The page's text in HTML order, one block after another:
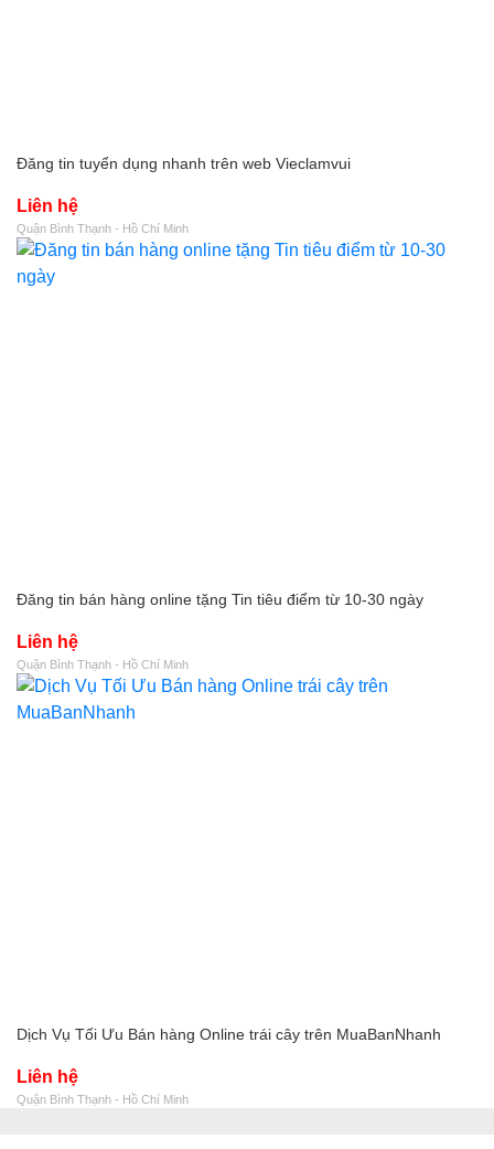
Đăng tin tuyển dụng nhanh trên web Vieclamvui
Liên hệ
Quận Bình Thạnh - Hồ Chí Minh
Đăng tin bán hàng online tặng Tin tiêu điểm từ 10-30 ngày
Liên hệ
Quận Bình Thạnh - Hồ Chí Minh
Dịch Vụ Tối Ưu Bán hàng Online trái cây trên MuaBanNhanh
Liên hệ
Quận Bình Thạnh - Hồ Chí Minh